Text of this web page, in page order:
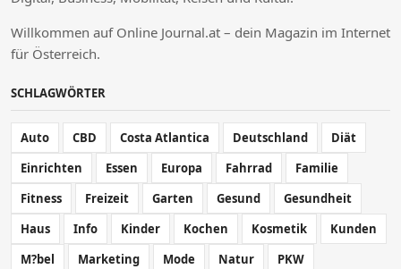
Willkommen auf Online Journal.at – dein Magazin im Internet
für Österreich.
SCHLAGWÖRTER
Auto CBD Costa Atlantica Deutschland
Diät
Einrichten
Essen Europa Fahrrad
Familie
Fitness
Freizeit Garten Gesund
Gesundheit
Haus
Info Kinder Kochen Kosmetik
Kunden
M?bel
Marketing Mode Natur
PKW